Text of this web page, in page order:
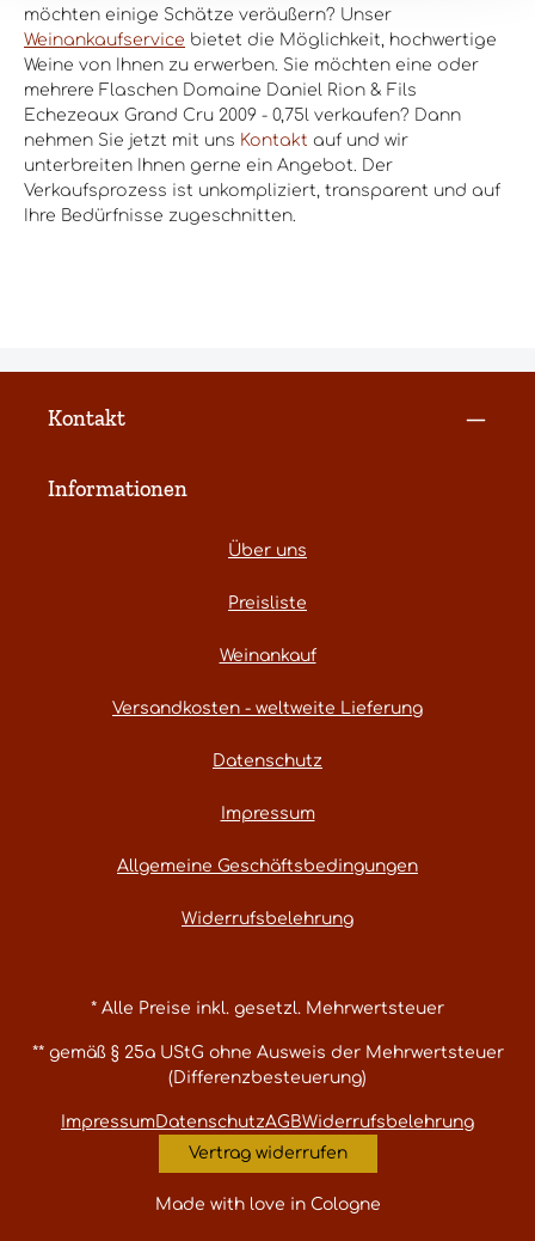
möchten einige Schätze veräußern? Unser
Weinankaufservice bietet die Möglichkeit, hochwertige
Weine von Ihnen zu erwerben. Sie möchten eine oder
mehrere Flaschen Domaine Daniel Rion & Fils
Echezeaux Grand Cru 2009 - 0,75l verkaufen? Dann
nehmen Sie jetzt mit uns Kontakt auf und wir
unterbreiten Ihnen gerne ein Angebot. Der
Verkaufsprozess ist unkompliziert, transparent und auf
Ihre Bedürfnisse zugeschnitten.
Kontakt
Informationen
Über uns
Preisliste
Weinankauf
Versandkosten - weltweite Lieferung
Datenschutz
Impressum
Allgemeine Geschäftsbedingungen
Widerrufsbelehrung
* Alle Preise inkl. gesetzl. Mehrwertsteuer
** gemäß § 25a UStG ohne Ausweis der Mehrwertsteuer
(Differenzbesteuerung)
ImpressumDatenschutzAGBWiderrufsbelehrung
Vertrag widerrufen
Made with love in Cologne